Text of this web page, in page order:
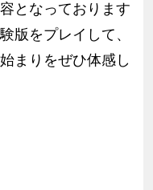
となっております
版をプレイして、
まりをぜひ体感し